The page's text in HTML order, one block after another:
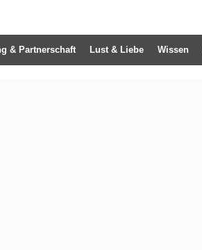
& Partnerschaft Lust & Liebe Wissen